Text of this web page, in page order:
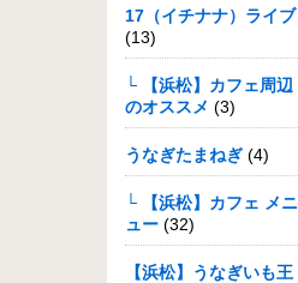
17（イチナナ）ライブ
(13)
└ 【浜松】カフェ周辺
のオススメ (3)
うなぎたまねぎ (4)
└ 【浜松】カフェ メニ
ュー (32)
【浜松】うなぎいも王